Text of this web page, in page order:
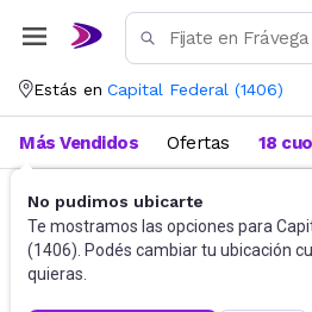
Estás en Capital Federal (1406)
No pudimos ubicarte
Te mostramos las opciones para
(1406). Podés cambiar tu ubicación
quieras.
Más Vendidos Ofertas 18
Didácticos Para niños